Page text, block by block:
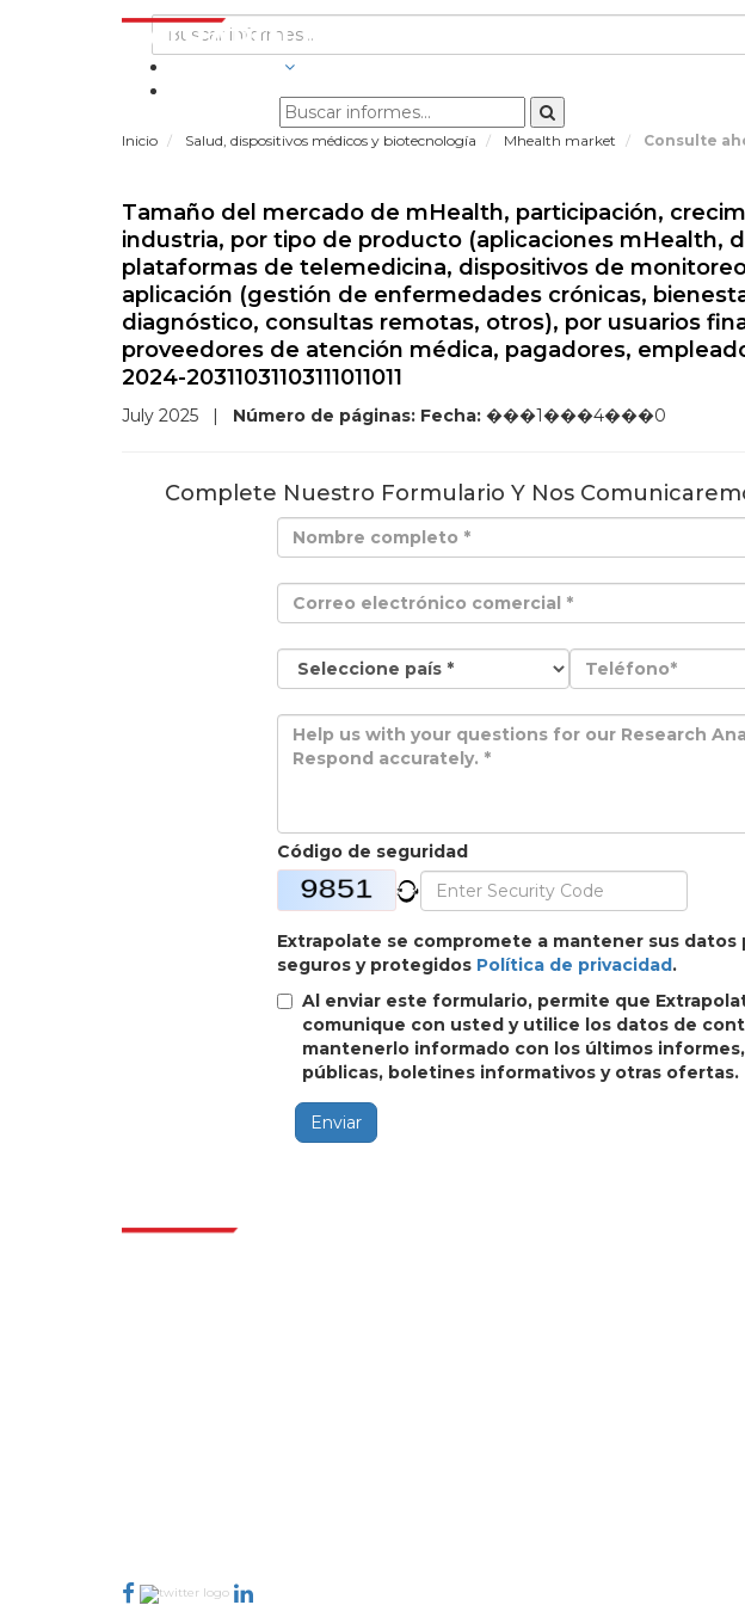
Inicio Salud, dispositivos médicos y biotecnología Mhealth market Consulte
Tamaño del mercado de mHealth, participación,
industria, por tipo de producto (aplicaciones mHealth,
plataformas de telemedicina, dispositivos de
aplicación (gestión de enfermedades crónicas,
diagnóstico, consultas remotas, otros), por usuarios
proveedores de atención médica, pagadores,
2024-20311031103111011011
July 2025 | Número de páginas: Fecha: ���1���4���0
Complete Nuestro Formulario Y Nos
Código de seguridad
Extrapolate se compromete a mantener sus datos
seguros y protegidos Política de privacidad.
Al enviar este formulario, permite que
comunique con usted y utilice los datos de
mantenerlo informado con los últimos
públicas, boletines informativos y otras ofertas.
Enviar